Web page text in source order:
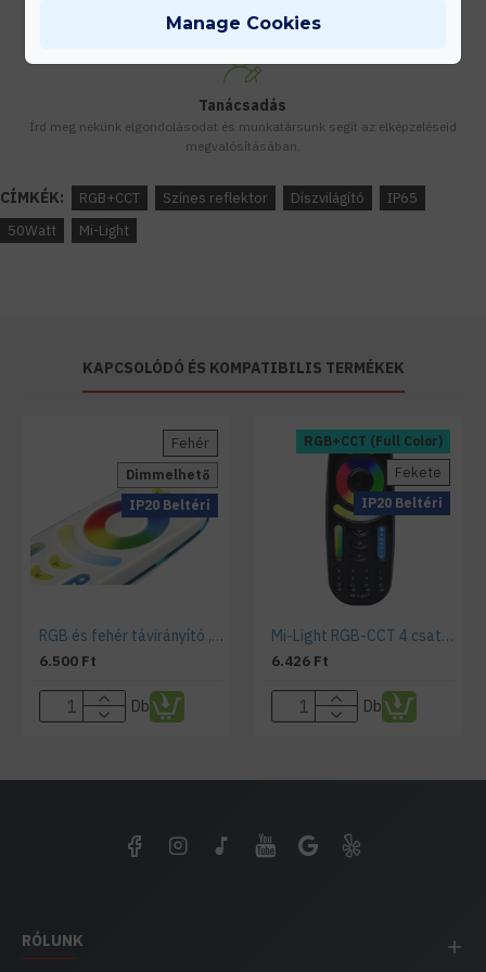
Tanácsadás
Írd meg nekünk elgondolásodat és munkatársunk segít az elképzeléseid
megvalósításában.
CÍMKÉK: RGB+CCT Színes reflektor Díszvilágító
IP65
50Watt
Mi-Light
KAPCSOLÓDÓ ÉS KOMPATIBILIS TERMÉKEK
IP20 Beltéri
Fehér
Dimmelhető
RGB és fehér távirányító , állítható fehér színárnyalat , Dimmer , 4 csoport (zóna) , group control
6.500 Ft
Db
RGB+CCT (Full Color)
IP20 Beltéri
Fekete
Mi-Light RGB-CCT 4 csatornás érintőgombos távirányító Fekete
6.426 Ft
Db
RÓLUNK
Manage Cookies